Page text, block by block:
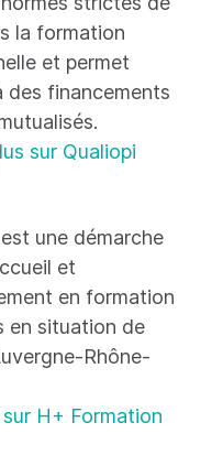
la formation
et permet
des financements
sur Qualiopi
une démarche
et
en formation
en situation de
Rhône-
H+ Formation